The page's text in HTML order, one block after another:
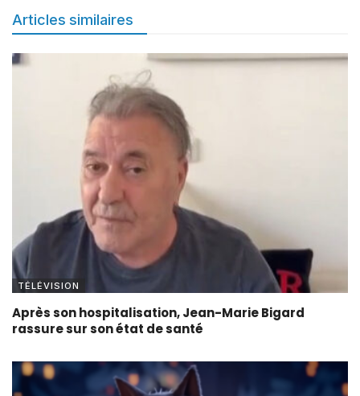
Articles similaires
TÉLÉVISION
Après son hospitalisation, Jean-Marie Bigard
rassure sur son état de santé